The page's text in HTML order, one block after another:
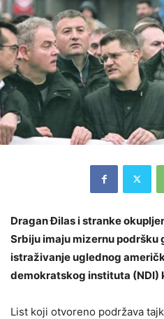
Dragan Đilas i stranke
Srbiju imaju mizernu podršku
istraživanje uglednog
demokratskog instituta (NDI)
List koji otvoreno podržava